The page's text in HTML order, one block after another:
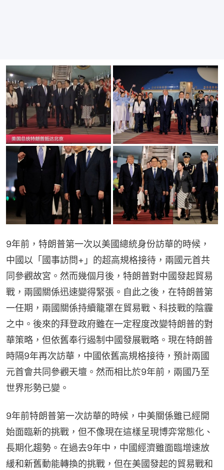
9年前，特朗普第一次以美國總統身份訪華的時候，
中國以「國事訪問+」的超高規格接待，兩國元首共
同參觀故宮。然而幾個月後，特朗普對中國發起貿易
戰，兩國關係迅速變得緊張。自此之後，在特朗普第
一任期，兩國關係持續籠罩在貿易戰、科技戰的陰霾
之中。後來的拜登政府雖在一定程度改變特朗普的對
華策略，但依舊奉行遏制中國發展戰略。現在特朗普
時隔9年再次訪華，中國依舊高規格接待，預計兩國
元首會共同參觀天壇。然而相比於9年前，兩國乃至
世界形勢已變。
9年前特朗普第一次訪華的時候，中美關係雖已經開
始面臨新的挑戰，但不像現在這樣呈現博弈常態化、
長期化趨勢。在過去9年中，中國經濟雖面臨增速放
緩和新舊動能轉換的挑戰，但在美國發起的貿易戰和